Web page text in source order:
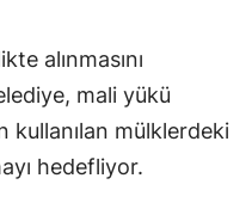
alınmasını
mali yükü
kullanılan mülklerdeki
hedefliyor.